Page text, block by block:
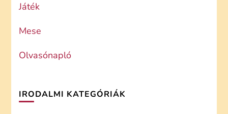
Játék
Mese
Olvasónapló
IRODALMI KATEGÓRIÁK